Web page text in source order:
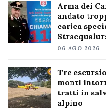
Arma dei
andato
carica
06 AGO 2026
Tre
monti
tratti in
alpino